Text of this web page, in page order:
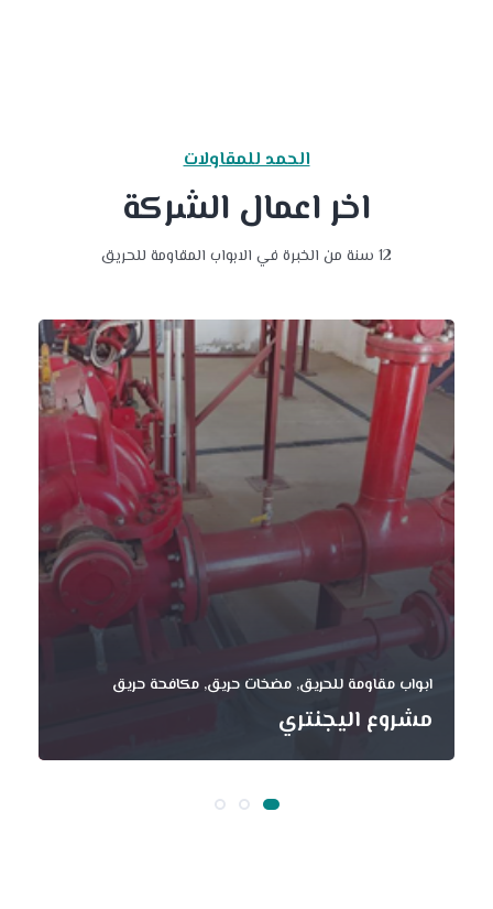
الحمد للمقاولات
اخر اعمال الشركة
12 سنة من الخبرة في الابواب المقاومة للحريق
ابواب مقاومة للحريق, مضخات حريق, مكافحة حريق
مشروع اليجنتري